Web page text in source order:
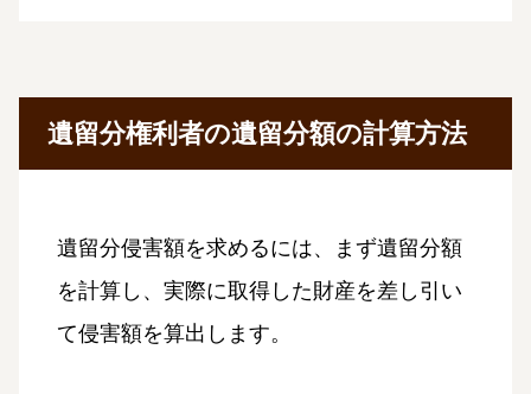
遺留分権利者の遺留分額の計算方法
遺留分侵害額を求めるには、まず遺留分額
を計算し、実際に取得した財産を差し引い
て侵害額を算出します。